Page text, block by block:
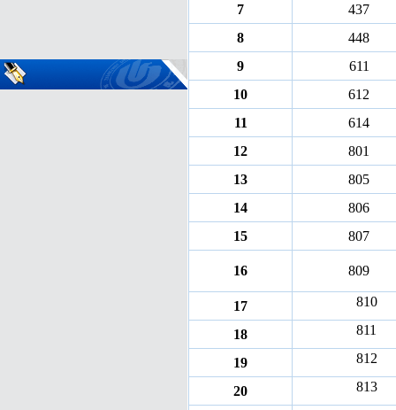
7
437
8
448
9
611
10
612
11
614
12
801
13
805
14
806
15
807
16 809
17 810
18 811
19 812
20
813